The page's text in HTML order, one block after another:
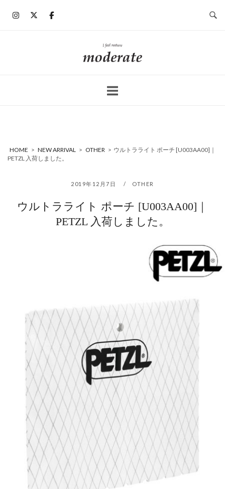
ホ
ー
HOME > NEW ARRIVAL > OTHER > ウルトラライト ポーチ [U003AA00]｜
PETZL 入荷しました。
2019年12月7日 OTHER
ウルトラライト ポーチ [U003AA00]｜
PETZL 入荷しました。